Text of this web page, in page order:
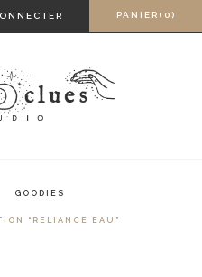
PANIER(0)
GOODIES
“RELIANCE EAU”